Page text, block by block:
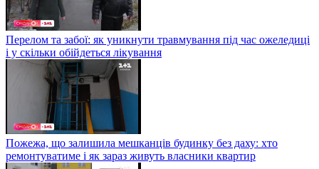
Перелом та забої: як уникнути травмування під час ожеледиці
і у скільки обійдеться лікування
Пожежа, що залишила мешканців будинку без даху: хто
ремонтуватиме і як зараз живуть власники квартир